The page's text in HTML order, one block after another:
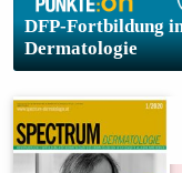
DFP-Fortbildung
Dermatologie